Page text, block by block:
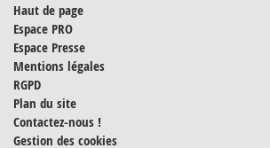
Haut de page
Espace PRO
Espace Presse
Mentions légales
RGPD
Plan du site
Contactez-nous !
Gestion des cookies